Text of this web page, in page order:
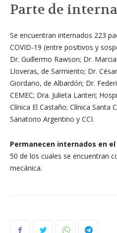
Parte de
Se encuentran internados 223
COVID-19 (entre positivos y
Dr. Guillermo Rawson; Dr.
Lloveras, de Sarmiento; Dr.
Giordano, de Albardón; Dr.
CEMEC; Dra. Julieta Lanteri;
Clínica El Castaño; Clínica Santa
Sanatorio Argentino y CCI.
Permanecen internados en
50 de los cuales se encuentran
mecánica.